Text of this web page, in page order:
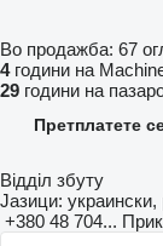
Во продажба: 67
4години на
29 години на
Претплатете
Відділ збуту
Јазици: украински,
+380 48 704...